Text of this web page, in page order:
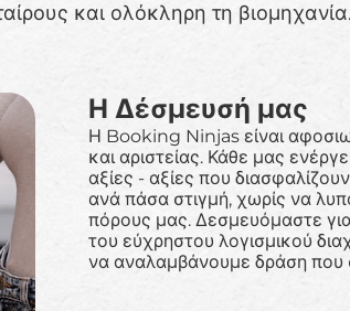
και ολόκληρη τη βιομηχανία.
Η Δέσμευσή μας
Η Booking Ninjas είναι
και αριστείας. Κάθε μας
αξίες - αξίες που
ανά πάσα στιγμή, χωρίς να
πόρους μας. Δεσμευόμαστε
του εύχρηστου λογισμικού
να αναλαμβάνουμε δράση που